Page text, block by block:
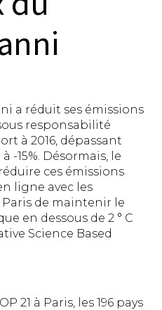
a réduit ses émissions
responsabilité
à 2016, dépassant
-15%. Désormais, le
ces émissions
ligne avec les
de maintenir le
en dessous de 2 ° C
Science Based
21 à Paris, les 196 pays